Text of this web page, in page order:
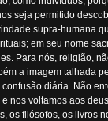
seja permitido
supra-humana
em seu nome
Para nós, religião,
a imagem talhada
diária. Não
nos voltamos aos
os filósofos, os livros